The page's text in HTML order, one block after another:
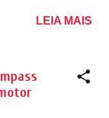
foi apresentada
esportivo
na China e
da Xiaomi
LEIA MAIS